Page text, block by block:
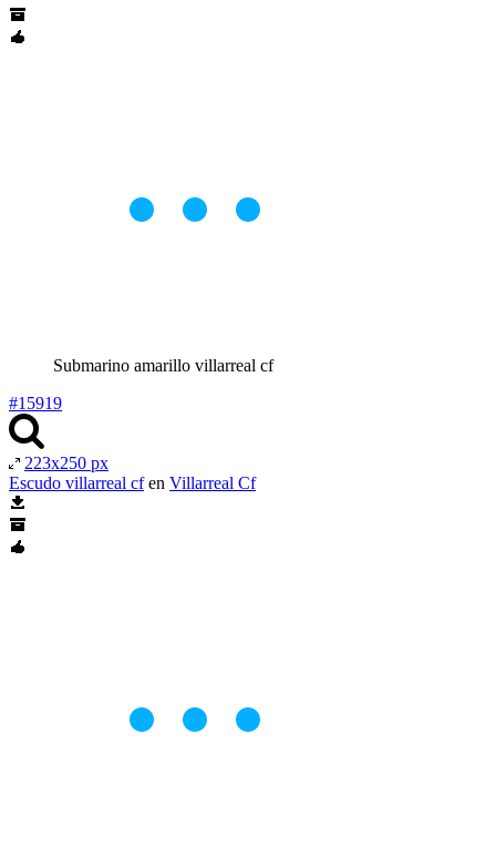
Submarino amarillo villarreal cf
#15919
223x250 px
Escudo villarreal cfen Villarreal Cf